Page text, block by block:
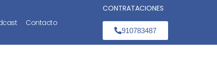
Contacto
CONTRATACIONES
910783487